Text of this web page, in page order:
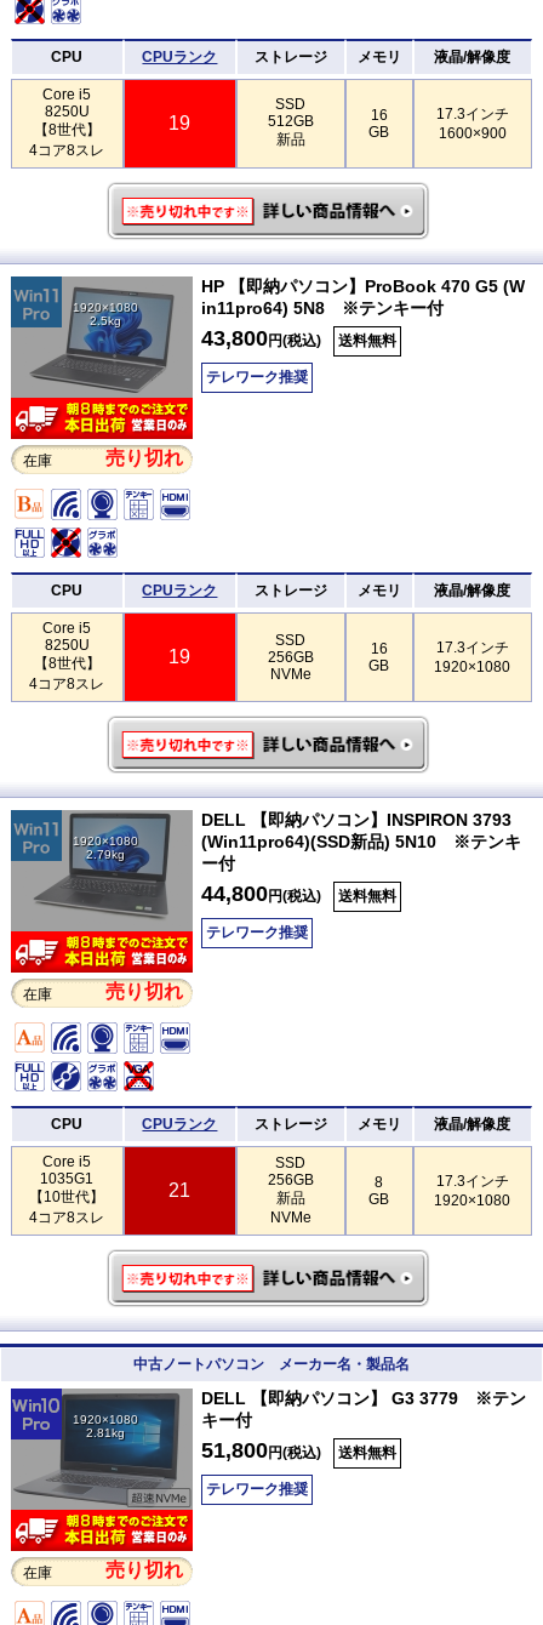
CPU CPUランク ストレージ メモリ 液晶/解像度
Core i5
8250U
【8世代】
4コア8スレ
19
SSD
512GB
新品
16
GB
17.3インチ
1600×900
1920×1080
2.5kg
在庫 売り切れ
HP 【即納パソコン】ProBook 470 G5 (W
in11pro64) 5N8 ※テンキー付
43,800円(税込) 送料無料
テレワーク推奨
CPU CPUランク ストレージ メモリ 液晶/解像度
Core i5
8250U
【8世代】
4コア8スレ
19
SSD
256GB
NVMe
16
GB
17.3インチ
1920×1080
1920×1080
2.79kg
在庫 売り切れ
DELL 【即納パソコン】INSPIRON 3793
(Win11pro64)(SSD新品) 5N10 ※テンキ
ー付
44,800円(税込) 送料無料
テレワーク推奨
CPU CPUランク ストレージ メモリ 液晶/解像度
Core i5
1035G1
【10世代】
4コア8スレ
21
SSD
256GB
新品
NVMe
8
GB
17.3インチ
1920×1080
中古ノートパソコン メーカー名・製品名
1920×1080
2.81kg
在庫 売り切れ
DELL 【即納パソコン】 G3 3779 ※テン
キー付
51,800円(税込) 送料無料
テレワーク推奨